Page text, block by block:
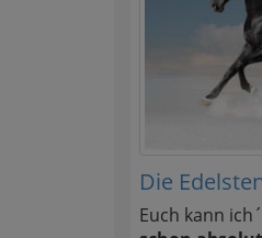
Die
Euch kann